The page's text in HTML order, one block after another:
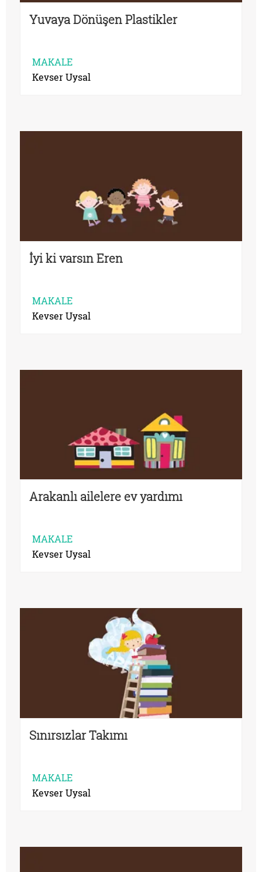
Yuvaya Dönüşen Plastikler
MAKALE
Kevser Uysal
İyi ki varsın Eren
MAKALE
Kevser Uysal
Arakanlı ailelere ev yardımı
MAKALE
Kevser Uysal
Sınırsızlar Takımı
MAKALE
Kevser Uysal